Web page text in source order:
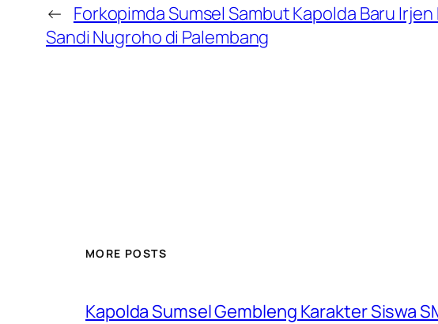
← Forkopimda Sumsel Sambut Kapolda Baru Irjen
Sandi Nugroho di Palembang
MORE POSTS
Kapolda Sumsel Gembleng Karakter Siswa